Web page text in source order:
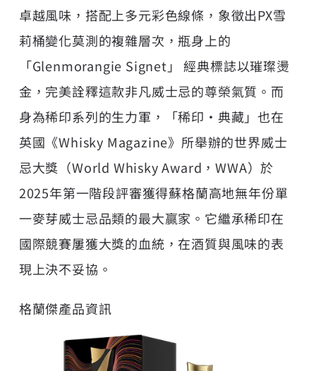
卓越風味，搭配上多元彩色線條，象徵出PX雪
莉桶變化莫測的複雜層次，瓶身上的
「Glenmorangie Signet」 經典標誌以璀璨燙
金，完美詮釋這款非凡威士忌的尊榮氣質。而
身為稀印系列的生力軍，「稀印‧典藏」也在
英國《Whisky Magazine》所舉辦的世界威士
忌大獎（World Whisky Award，WWA）於
2025年第一階段評審獲得蘇格蘭高地無年份單
一麥芽威士忌品類的最大贏家。它繼承稀印在
國際競賽屢獲大獎的血統，在酒質與風味的表
現上決不妥協。
格蘭傑產品資訊